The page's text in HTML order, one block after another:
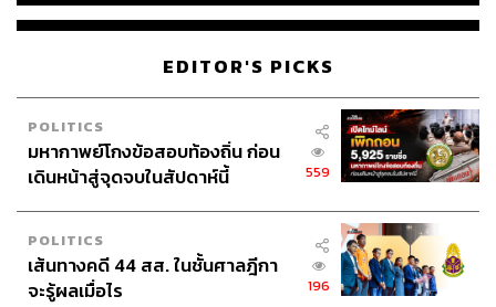
EDITOR'S PICKS
POLITICS
มหากาพย์โกงข้อสอบท้องถิ่น ก่อน
เดินหน้าสู่จุดจบในสัปดาห์นี้
559
POLITICS
เส้นทางคดี 44 สส. ในชั้นศาลฎีกา
จะรู้ผลเมื่อไร
196